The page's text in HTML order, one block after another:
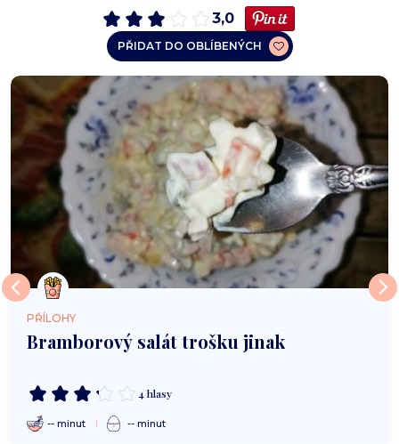
3,0
PŘIDAT DO OBLÍBENÝCH
PŘÍLOHY
Bramborový salát trošku jinak
4 hlasy
-- minut -- minut